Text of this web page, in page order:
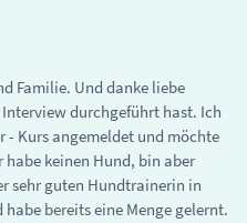
Familie. Und danke liebe
durchgeführt hast. Ich
- Kurs angemeldet und möchte
keinen Hund, bin aber
sehr guten Hundtrainerin in
bereits eine Menge gelernt.